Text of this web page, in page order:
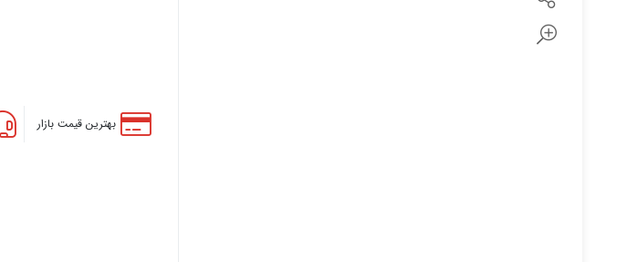
بهترین قیمت بازار